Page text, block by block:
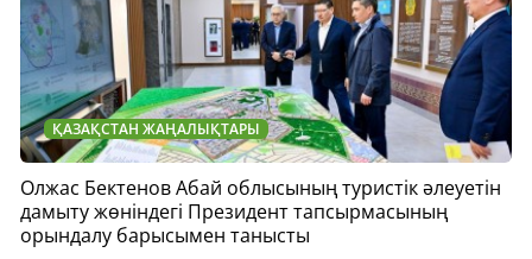
ҚАЗАҚСТАН ЖАҢАЛЫҚТАРЫ
Олжас Бектенов Абай облысының туристік әлеуетін
дамыту жөніндегі Президент тапсырмасының
орындалу барысымен танысты